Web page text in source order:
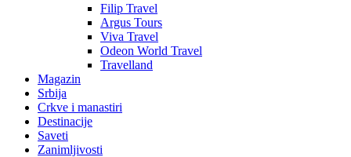
Filip Travel
Argus Tours
Viva Travel
Odeon World Travel
Travelland
Magazin
Srbija
Crkve i manastiri
Destinacije
Saveti
Zanimljivosti